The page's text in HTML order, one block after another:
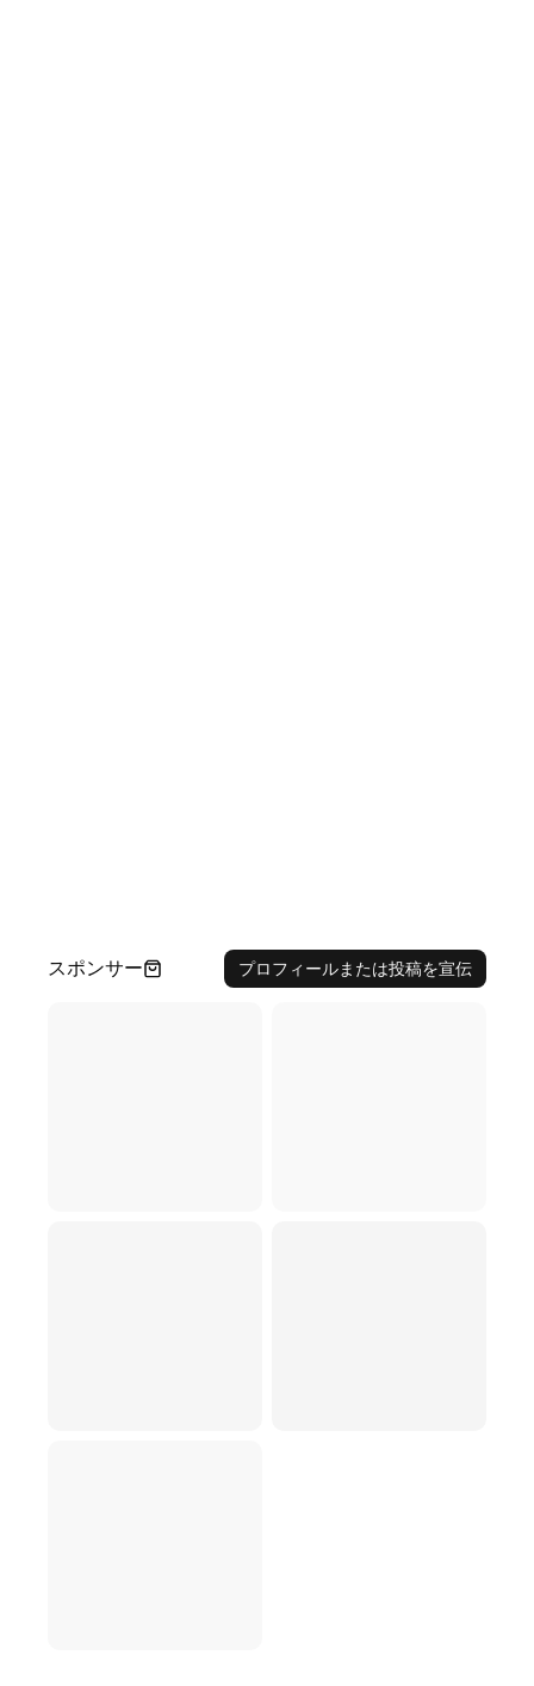
スポンサー プロフィールまたは投稿を宣伝